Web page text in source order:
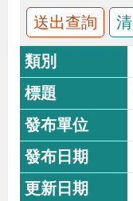
務
專
區
線
上
申